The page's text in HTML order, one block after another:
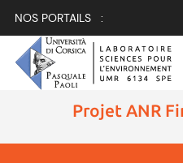
NOS PORTAILS :
Projet ANR